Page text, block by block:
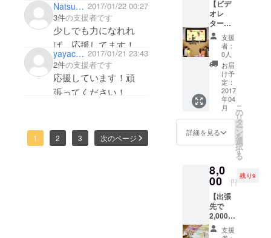
ラジオ聴きました
ちゃんとは聴けなかっ
たですが、ゆうま君が
しゃべってるーって思
いました。
ことを少しばかり応援
します。
Natsuki Suzuyama 2017/01/22 00:27
3件の支援者です
少しでも力になれれ
ば…応援してます！
yayacamp 2017/01/21 23:43
2件の支援者です
応援しています！頑
張ってください！
1 2 3 次のページ
ターという
新たなス
テージに立
ち、試行錯
誤を重ねる
23歳若造で
Journe
y
Screen
オリジ
ナルス
テッ
カーを
プレゼ
ント！
【ビデ
オレ
ターの
サプラ
イズし
ません
か？】
どこに
でも広
げられ
るスク
リーン
を使っ
て、思
い出の
場所で
や大切
な人に
ビデオ
レター
のサプ
ライズ
をしま
支援
者：
0人
お届
け予
定：
2017
年04
月
詳細を見る
こ
の
リ
タ
ー
ン
を
選
択
す
る
8,0
00 円
残り9
【出張
先で
2,000円
以内の
お土産
支援